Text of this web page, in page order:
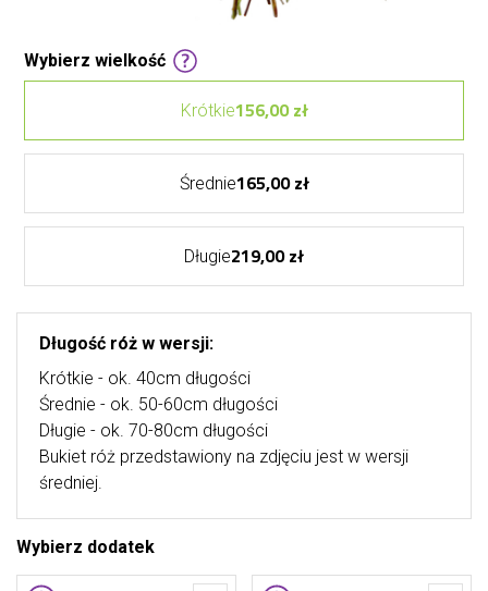
Wybierz wielkość
Krótkie156,00 zł
Średnie165,00 zł
Długie219,00 zł
Długość róż w wersji:
Krótkie - ok. 40cm długości
Średnie - ok. 50-60cm długości
Długie - ok. 70-80cm długości
Bukiet róż przedstawiony na zdjęciu jest w wersji
średniej.
Wybierz dodatek